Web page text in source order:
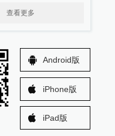
查看更多
Android版
iPhone版
iPad版